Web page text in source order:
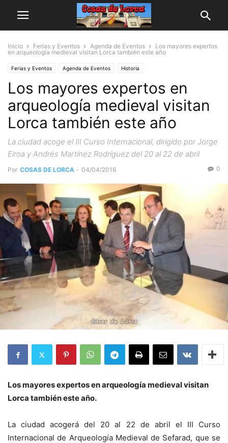
Inicio Ferias y Eventos Agenda de Eventos
Los mayores expertos
en arqueología medieval visitan Lorca también este año
Ferias y Eventos Agenda de Eventos Historia
Los mayores expertos en
arqueología medieval visitan
Lorca también este año
La ciudad acoge el III Curso Internacional, dirigido por Jorge
Eiroa y Andrés Martínez Rodríguez del 20 al 22 de abril
Por COSAS DE LORCA - 04/04/2016 0
Los mayores expertos en arqueología medieval visitan
Lorca también este año.
La ciudad acogerá del 20 al 22 de abril el III Curso
Internacional de Arqueología Medieval de Sefarad, que se